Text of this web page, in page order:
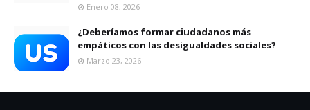
Enero 08, 2026
¿Deberíamos formar ciudadanos más
empáticos con las desigualdades sociales?
Marzo 23, 2026